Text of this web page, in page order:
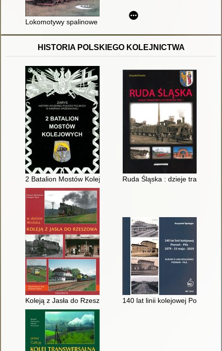
Lokomotywy spalinowe produkcji polskiej
HISTORIA POLSKIEGO KOLEJNICTWA
2 Batalion Mostów Kolejowych Ruda Śląska : dzieje
Koleją z Jasła do Rzeszowa 140 lat linii kolejowej Poznań-